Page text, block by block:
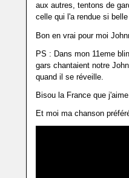
aux autres, tentons de
celle qui l'a rendue si
Bon en vrai pour moi
PS : Dans mon 11eme
gars chantaient notre
quand il se réveille.
Bisou la France que
Et moi ma chanson